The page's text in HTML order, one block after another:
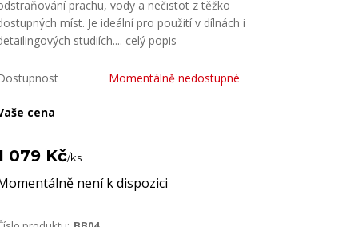
prachu, vody a nečistot z těžko
míst. Je ideální pro použití v dílnách i
studiích.... celý popis
Momentálně nedostupné
cena
079 Kč/ks
není k dispozici